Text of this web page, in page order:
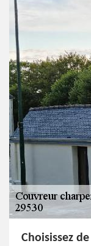
Choisissez